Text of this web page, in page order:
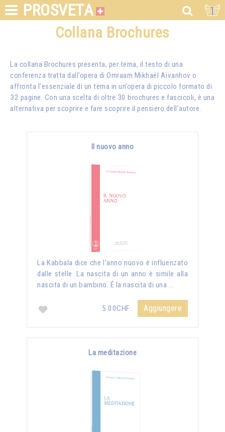
PROSVETA 1
Collana Brochures
La collana Brochures presenta, per tema, il testo di una
conferenza tratta dall’opera di Omraam Mikhaël Aïvanhov o
affronta l’essenziale di un tema in un’opera di piccolo formato di
32 pagine. Con una scelta di oltre 30 brochures e fascicoli, è una
alternativa per scoprire e fare scoprire il pensiero dell’autore.
Il nuovo anno
La Kabbala dice che l'anno nuovo è influenzato
dalle stelle. La nascita di un anno è simile alla
nascita di un bambino. É la nascita di una …
5.00CHF Aggiungere
La meditazione